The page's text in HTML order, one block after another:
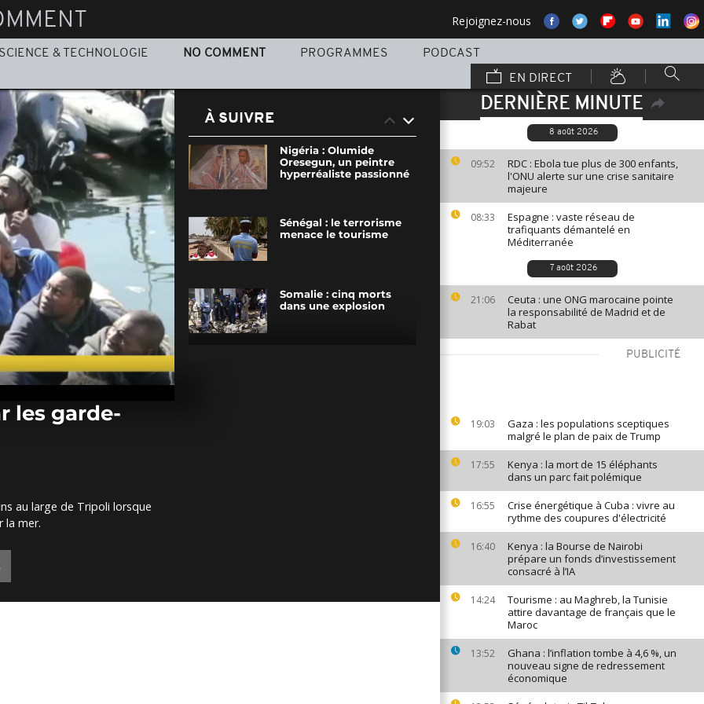
Rejoignez-nous
SCIENCE & TECHNOLOGIE NO COMMENT PROGRAMMES
PODCAST
EN DIRECT
DERNIÈRE MINUTE
8 août 2026
09:52
RDC : Ebola tue plus de 300 enfants,
l'ONU alerte sur une crise sanitaire
majeure
08:33
Espagne : vaste réseau de
trafiquants démantelé en
Méditerranée
7 août 2026
21:06
Ceuta : une ONG marocaine pointe
la responsabilité de Madrid et de
Rabat
PUBLICITÉ
19:03
Gaza : les populations sceptiques
malgré le plan de paix de Trump
17:55
Kenya : la mort de 15 éléphants
dans un parc fait polémique
16:55
Crise énergétique à Cuba : vivre au
rythme des coupures d'électricité
16:40
Kenya : la Bourse de Nairobi
prépare un fonds d’investissement
consacré à l’IA
14:24
Tourisme : au Maghreb, la Tunisie
attire davantage de français que le
Maroc
13:52
Ghana : l’inflation tombe à 4,6 %, un
nouveau signe de redressement
économique
les garde-
au large de Tripoli lorsque
la mer.
À SUIVRE
Nigéria : Olumide
Oresegun, un peintre
hyperréaliste passionné
Sénégal : le terrorisme
menace le tourisme
Somalie : cinq morts
dans une explosion